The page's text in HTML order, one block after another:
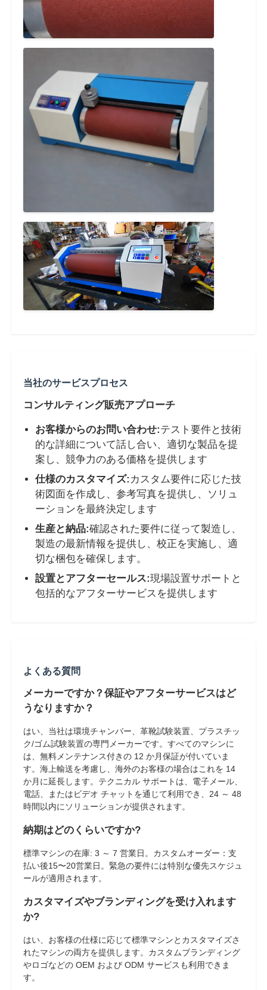
硬度のテスター
当社のサービスプロセス
コンサルティング販売アプローチ
お客様からのお問い合わせ:テスト要件と技術
的な詳細について話し合い、適切な製品を提
案し、競争力のある価格を提供します
仕様のカスタマイズ: カスタム要件に応じた技
術図面を作成し、参考写真を提供し、ソリュ
ーションを最終決定します
生産と納品:確認された要件に従って製造し、
製造の最新情報を提供し、校正を実施し、適
切な梱包を確保します。
設置とアフターセールス:現場設置サポートと
包括的なアフターサービスを提供します
よくある質問
メーカーですか？保証やアフターサービスはど
うなりますか？
はい、当社は環境チャンバー、革靴試験装置、プラスチッ
ク/ゴム試験装置の専門メーカーです。すべてのマシンに
は、無料メンテナンス付きの 12 か月保証が付いていま
す。海上輸送を考慮し、海外のお客様の場合はこれを 14
か月に延長します。テクニカル サポートは、電子メール、
電話、またはビデオ チャットを通じて利用でき、24 ～ 48
時間以内にソリューションが提供されます。
納期はどのくらいですか?
標準マシンの在庫: 3 ～ 7 営業日。カスタムオーダー：支
払い後15〜20営業日。緊急の要件には特別な優先スケジュ
ールが適用されます。
カスタマイズやブランディングを受け入れます
か?
はい、お客様の仕様に応じて標準マシンとカスタマイズさ
れたマシンの両方を提供します。カスタムブランディング
やロゴなどの OEM および ODM サービスも利用できま
す。